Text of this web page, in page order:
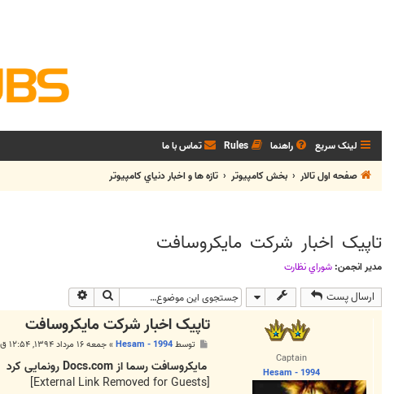
لینک سریع راهنما Rules تماس با ما
صفحه اول تالار
بخش كامپيوتر تازه ها و اخبار دنياي کامپيوتر
تاپیک اخبار شرکت مایکروسافت
مدیر انجمن: شوراي نظارت
ارسال پست جستجو
Captain
Hesam - 1994
تاپیک اخبار شرکت مایکروسافت
ت
توسطHesam - 1994
»جمعه ۱۶ مرداد ۱۳۹۴, ۱۲:۵۴ ق.ظ
مایکروسافت رسما از Docs.com رونمایی کرد
[External Link Removed for Guests]